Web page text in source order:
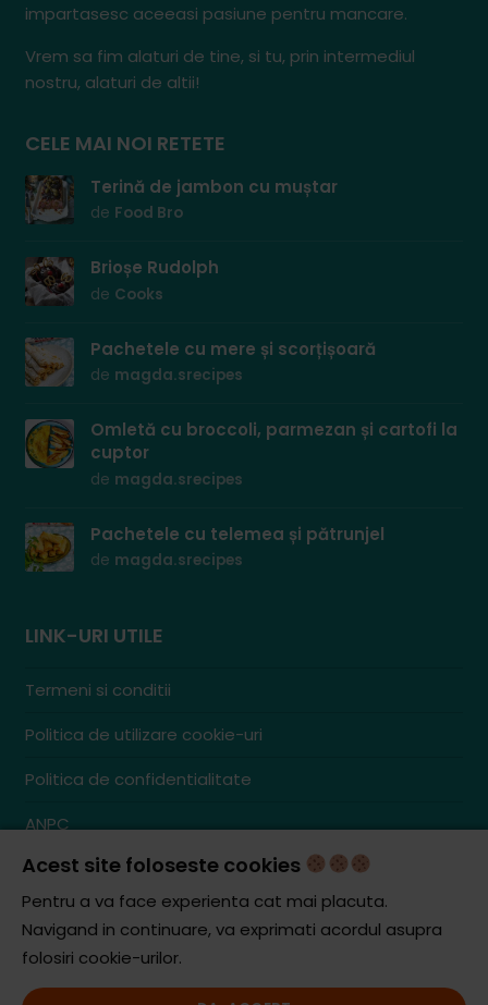
impartasesc aceeasi pasiune pentru mancare.
Vrem sa fim alaturi de tine, si tu, prin intermediul
nostru, alaturi de altii!
CELE MAI NOI RETETE
Terină de jambon cu muștar
de Food Bro
Brioșe Rudolph
de Cooks
Pachetele cu mere și scorțișoară
de magda.srecipes
Omletă cu broccoli, parmezan și cartofi la
cuptor
de magda.srecipes
Pachetele cu telemea și pătrunjel
de magda.srecipes
LINK-URI UTILE
Termeni si conditii
Politica de utilizare cookie-uri
Politica de confidentialitate
ANPC
Contact
S.C. ZENCOM MEDIA GROUP SRL
J20/1379/2017
Acest site foloseste cookies
Pentru a va face experienta cat mai placuta.
Navigand in continuare, va exprimati acordul asupra
folosiri cookie-urilor.